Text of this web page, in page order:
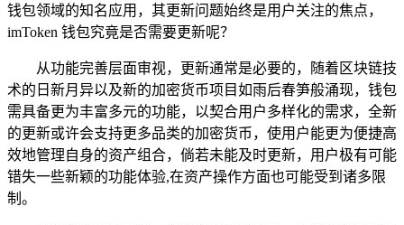
钱包领域的知名应用，其更新问题始终是用户关注的焦点，
imToken 钱包究竟是否需要更新呢？
从功能完善层面审视，更新通常是必要的，随着区块链技
术的日新月异以及新的加密货币项目如雨后春笋般涌现，钱包
需具备更为丰富多元的功能，以契合用户多样化的需求，全新
的更新或许会支持更多品类的加密货币，使用户能更为便捷高
效地管理自身的资产组合，倘若未能及时更新，用户极有可能
错失一些新颖的功能体验,在资产操作方面也可能受到诸多限
制。